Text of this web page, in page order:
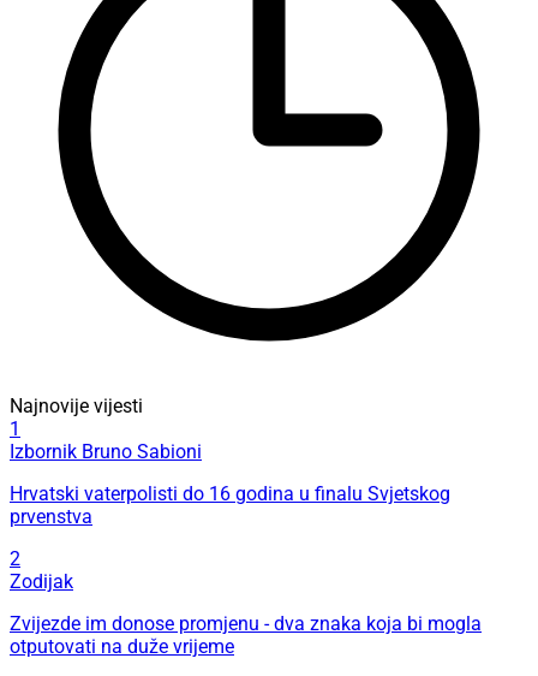
Najnovije vijesti
1
Izbornik Bruno Sabioni
Hrvatski vaterpolisti do 16 godina u finalu Svjetskog
prvenstva
2
Zodijak
Zvijezde im donose promjenu - dva znaka koja bi mogla
otputovati na duže vrijeme